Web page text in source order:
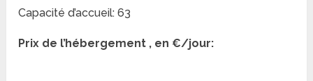
Capacité d’accueil: 63
Prix de l’hébergement , en €/jour: